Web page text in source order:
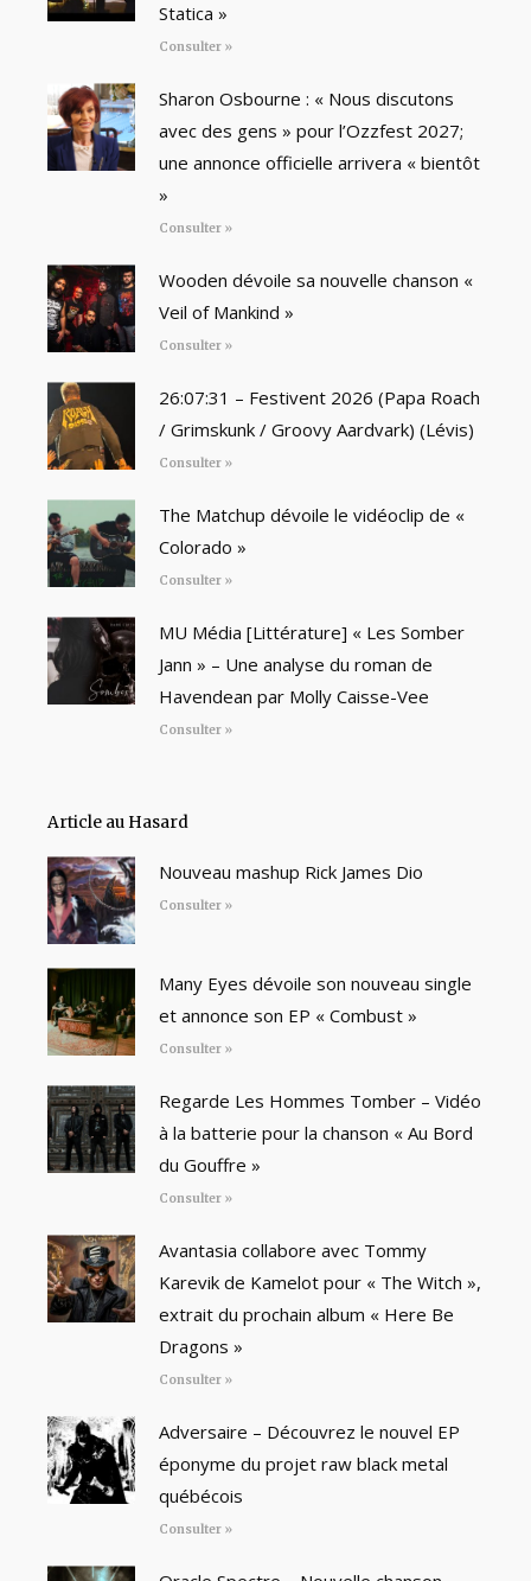
Statica »
Consulter »
Sharon Osbourne : « Nous discutons
avec des gens » pour l’Ozzfest 2027;
une annonce officielle arrivera « bientôt
»
Consulter »
Wooden dévoile sa nouvelle chanson «
Veil of Mankind »
Consulter »
26:07:31 – Festivent 2026 (Papa Roach
/ Grimskunk / Groovy Aardvark) (Lévis)
Consulter »
The Matchup dévoile le vidéoclip de «
Colorado »
Consulter »
MU Média [Littérature] « Les Somber
Jann » – Une analyse du roman de
Havendean par Molly Caisse-Vee
Consulter »
Article au Hasard
Nouveau mashup Rick James Dio
Consulter »
Many Eyes dévoile son nouveau single
et annonce son EP « Combust »
Consulter »
Regarde Les Hommes Tomber – Vidéo
à la batterie pour la chanson « Au Bord
du Gouffre »
Consulter »
Avantasia collabore avec Tommy
Karevik de Kamelot pour « The Witch »,
extrait du prochain album « Here Be
Dragons »
Consulter »
Adversaire – Découvrez le nouvel EP
éponyme du projet raw black metal
québécois
Consulter »